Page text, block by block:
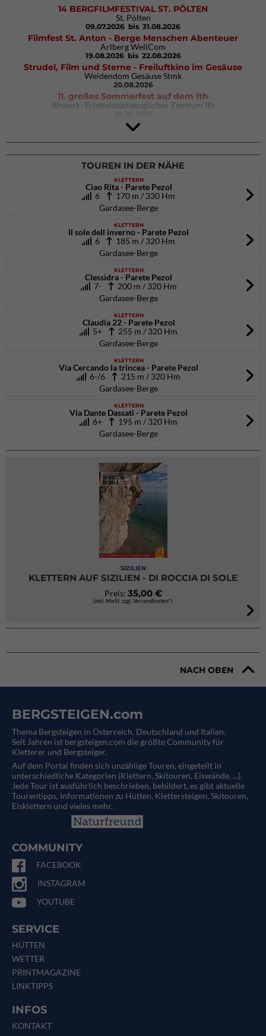
14 BERGFILMFESTIVAL ST. PÖLTEN
St. Pölten
09.07.2026 bis 31.08.2026
Filmfest St. Anton - Berge Menschen Abenteuer
Arlberg WellCom
19.08.2026 bis 22.08.2026
Strudel, Film und Sterne - Freiluftkino im Gesäuse
Weidendom Gesäuse Stmk
20.08.2026
11. großes Sommerfest auf dem Ith
Ithwerk- Erlebnispädagogisches Zentrum Ith
4Blocs KIDS 2026
DAV Kletter- & Boulderzentrum München Süd (Thalkirchen)
26.09.2026
TOUREN IN DER NÄHE
KLETTERN
Ciao Rita - Parete Pezol
6
170 m / 330 Hm
Gardasee-Berge
KLETTERN
Il sole dell inverno - Parete Pezol
6
185 m / 320 Hm
Gardasee-Berge
KLETTERN
Clessidra - Parete Pezol
7- 200 m / 320 Hm
Gardasee-Berge
KLETTERN
Claudia 22 - Parete Pezol
5+
255 m / 320 Hm
Gardasee-Berge
KLETTERN
Via Cercando la trincea - Parete Pezol
6-/6
215 m / 320 Hm
Gardasee-Berge
KLETTERN
Via Dante Dassati - Parete Pezol
6+
195 m / 320 Hm
Gardasee-Berge
SIZILIEN
KLETTERN AUF SIZILIEN - DI ROCCIA DI SOLE
Preis: 35,00 €
(inkl. MwSt. zzgl. Versandkosten*)
NACH OBEN
BERGSTEIGEN.com
Thema Bergsteigen in Österreich, Deutschland und Italien.
Seit Jahren ist bergsteigen.com die größte Community für
Kletterer und Bergsteiger.
Auf dem Portal finden sich unzählige Touren, eingeteilt in
unterschiedliche Kategorien (Klettern, Skitouren, Eiswände, ...).
Jede Tour ist ausführlich beschrieben, bebildert, es gibt aktuelle
Tourentipps, Informationen zu Hütten, Klettersteigen, Skitouren,
Eisklettern und vieles mehr.
COMMUNITY
FACEBOOK
INSTAGRAM
YOUTUBE
SERVICE
HÜTTEN
WETTER
PRINTMAGAZINE
LINKTIPPS
INFOS
KONTAKT